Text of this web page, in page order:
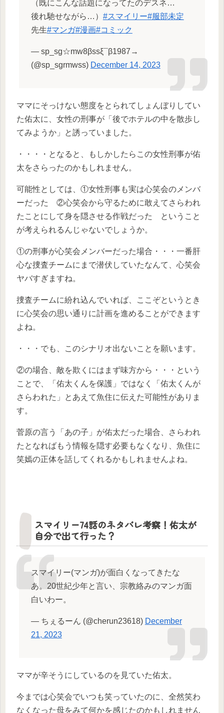
（既にこんな話題になってたのデスネ…
後れ馳せながら…） #スマイリー#服部未定
先生#マンガ#漫画#コミック
— sp_sg☆mw8βssξ¯β1987→
(@sp_sgrmwss) December 14, 2023
ママにそっけない態度をとられてしょんぼりしてい
た佑太に、女性の刑事が「後でホテルの中を散歩し
てみようか」と誘っていました。
・・・・となると、もしかしたらこの女性刑事が佑
太をさらったのかもしれません。
可能性としては、①女性刑事も実は心笑会のメンバ
ーだった ②心笑会から守るために敢えてさらわれ
たことにして身を隠させる作戦だった ということ
が考えられるんじゃないでしょうか。
①の刑事が心笑会メンバーだった場合・・・一番肝
心な捜査チームにまで潜伏していたなんて、心笑会
ヤバすぎますね。
捜査チームに紛れ込んでいれば、ここぞというとき
に心笑会の思い通りに計画を進めることができます
よね。
・・・でも、このシナリオ出ないことを願います。
②の場合、敵を欺くにはまず味方から・・・という
ことで、「佑太くんを保護」ではなく「佑太くんが
さらわれた」とあえて魚住に伝えた可能性がありま
す。
菅原の言う「あの子」が佑太だった場合、さらわれ
たとなればもう情報を隠す必要もなくなり、魚住に
笑嫣の正体を話してくれるかもしれませんよね。
スマイリー74話のネタバレ考察！佑太が
自分で出て行った？
スマイリー(マンガ)が面白くなってきたな
あ。20世紀少年と言い、宗教絡みのマンガ面
白いわー。
— ちぇるーん (@cherun23618) December
21, 2023
ママが辛そうにしているのを見ていた佑太。
今までは心笑会でいつも笑っていたのに、全然笑わ
なくなった母をみて何かを感じたのかもしれません